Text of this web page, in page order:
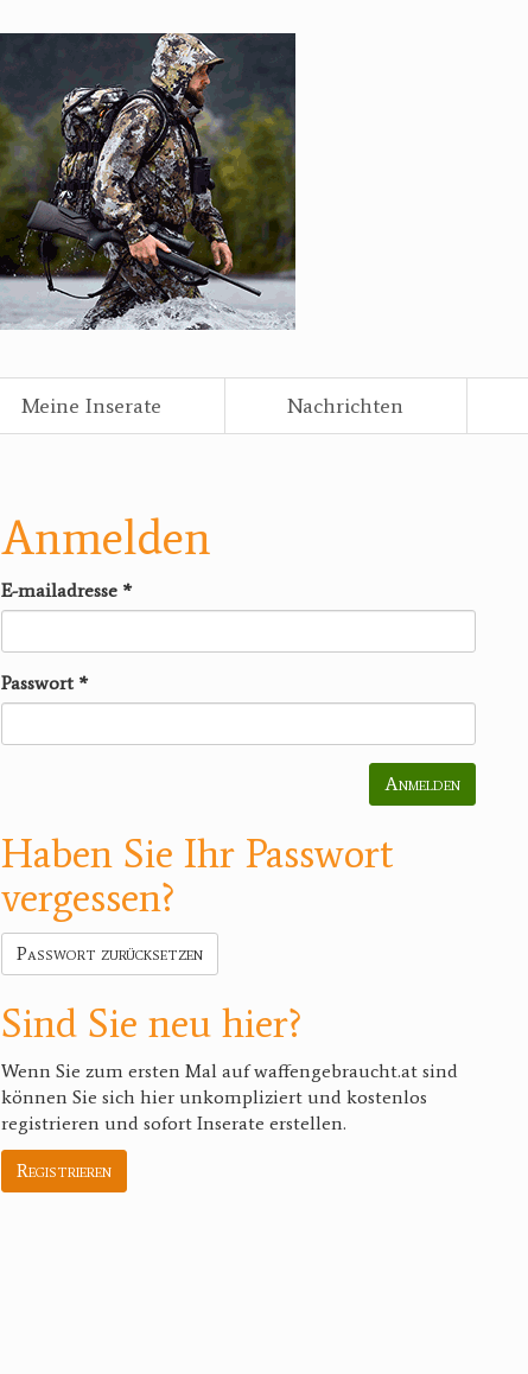
Meine Inserate Nachrichten
Anmelden
E-mailadresse *
Passwort *
Anmelden
Haben Sie Ihr Passwort
vergessen?
Passwort zurücksetzen
Sind Sie neu hier?
Wenn Sie zum ersten Mal auf waffengebraucht.at sind
können Sie sich hier unkompliziert und kostenlos
registrieren und sofort Inserate erstellen.
Registrieren